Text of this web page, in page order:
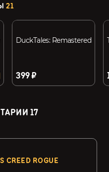
21
DuckTales: Remastered
399 ₽
17
CREED ROGUE